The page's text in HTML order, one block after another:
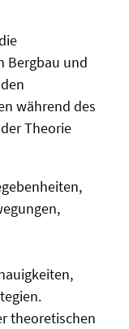
Bergbau und
während des
Theorie
theoretischen